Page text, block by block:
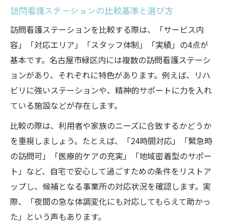
訪問看護ステーションの比較基準と選び方
訪問看護ステーションを比較する際は、「サービス内
容」「対応エリア」「スタッフ体制」「実績」の4点が
基本です。名古屋市緑区内には複数の訪問看護ステーシ
ョンがあり、それぞれに特色があります。例えば、リハ
ビリに強いステーションや、精神的サポートに力を入れ
ている施設などが存在します。
比較の際は、利用者や家族のニーズに合致するかどうか
を重視しましょう。たとえば、「24時間対応」「緊急時
の訪問可」「医療的ケアの充実」「地域密着型のサポー
ト」など、自宅で安心して過ごすための条件をリストア
ップし、候補となる事業所の対応状況を確認します。実
際、「夜間の急な体調変化にも対応してもらえて助かっ
た」という声もあります。